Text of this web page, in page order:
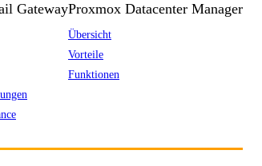
GatewayProxmox Datacenter Manager
Übersicht
Vorteile
Funktionen